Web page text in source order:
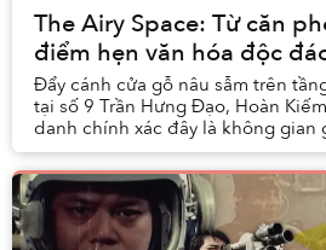
The Airy Space: Từ căn
điểm hẹn văn hóa độc
Đẩy cánh cửa gỗ nâu sẫm trên
tại số 9 Trần Hưng Đạo, Hoàn
danh chính xác đây là không
tích hợp bếp? Một rạp chiếu phim